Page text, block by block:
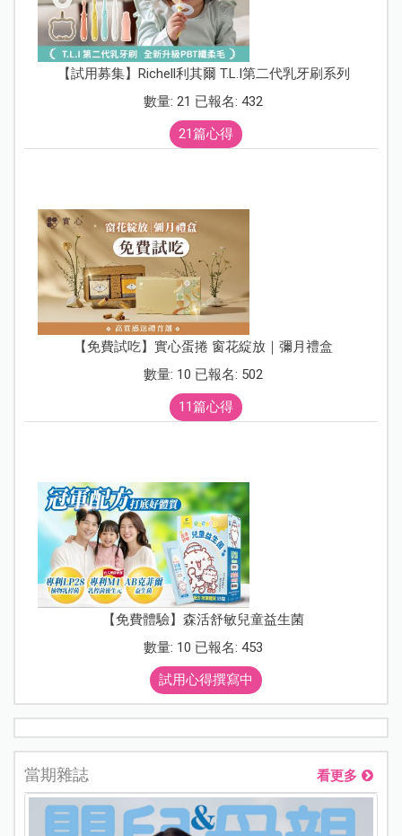
【試用募集】Richell利其爾 T.L.I第二代乳牙刷系列
數量: 21 已報名: 432
21篇心得
【免費試吃】實心蛋捲 窗花綻放｜彌月禮盒
數量: 10 已報名: 502
11篇心得
【免費體驗】森活舒敏兒童益生菌
數量: 10 已報名: 453
試用心得撰寫中
當期雜誌 看更多